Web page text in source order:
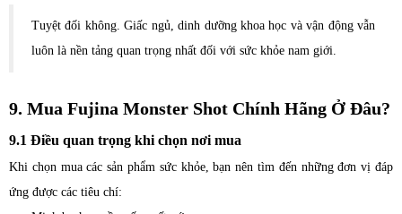
Tuyệt đối không. Giấc ngủ, dinh dưỡng khoa học và vận động vẫn
luôn là nền tảng quan trọng nhất đối với sức khỏe nam giới.
9. Mua Fujina Monster Shot Chính Hãng Ở Đâu?
9.1 Điều quan trọng khi chọn nơi mua
Khi chọn mua các sản phẩm sức khỏe, bạn nên tìm đến những đơn vị đáp
ứng được các tiêu chí: